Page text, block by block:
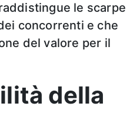
le scarpe
concorrenti e che
del valore per il
della